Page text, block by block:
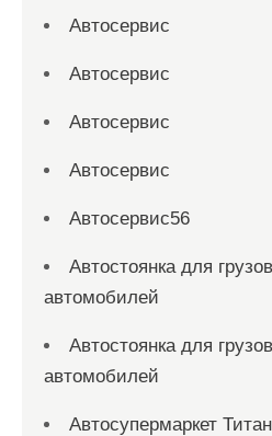
Автосервис
Автосервис
Автосервис
Автосервис
Автосервис56
Автостоянка для
автомобилей
Автостоянка для
автомобилей
Автосупермаркет Титан